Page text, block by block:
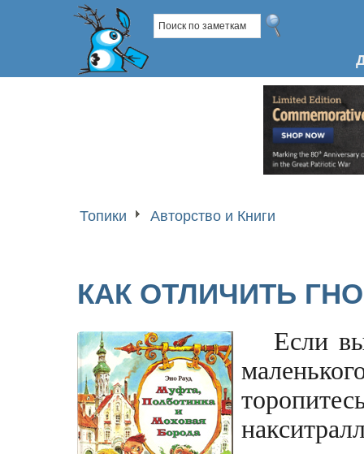
Топики Авторство и Книги
КАК ОТЛИЧИТЬ
Если